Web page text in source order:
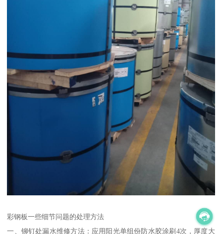
彩钢板一些细节问题的处理方法
一、铆钉处漏水维修方法：应用阳光单组份防水胶涂刷4次，厚度大